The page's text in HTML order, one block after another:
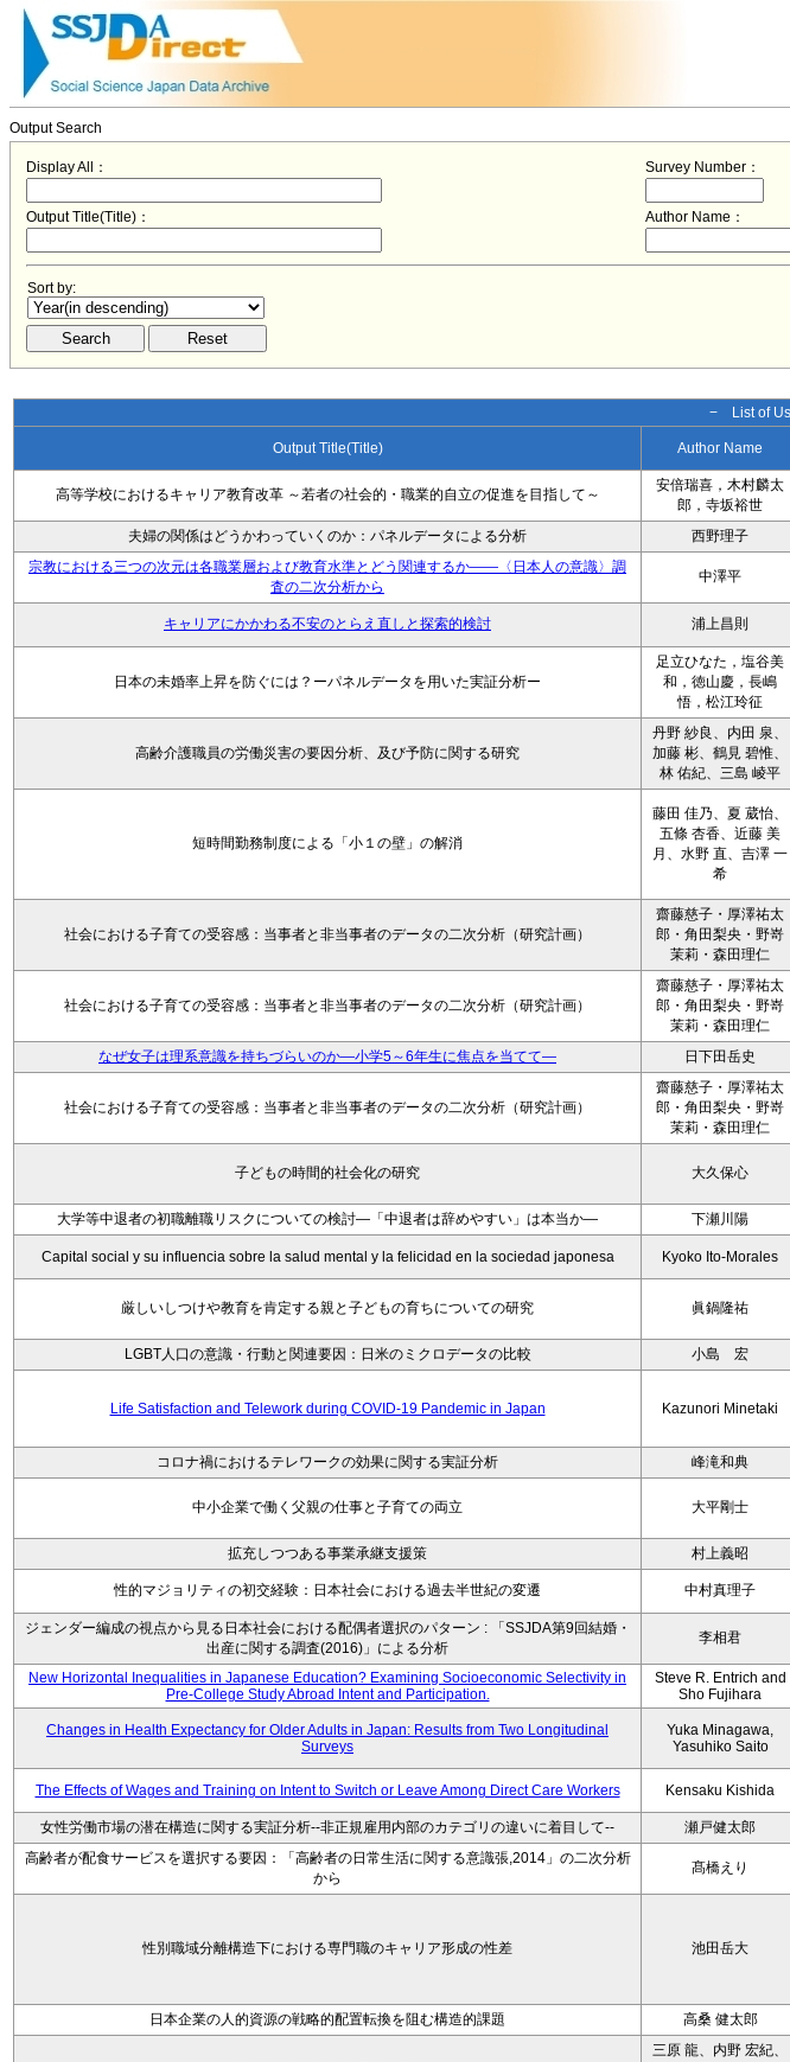
Output Search
Display All： Survey Number：
Output Title(Title)： Author Name：
Sort by:
− List of
Output Title(Title) Author Name
高等学校におけるキャリア教育改革 ～若者の社会的・職業的自立の促進を目指して～
安倍瑞喜，木村麟太
郎，寺坂裕世
夫婦の関係はどうかわっていくのか：パネルデータによる分析 西野理子
宗教における三つの次元は各職業層および教育水準とどう関連するか――〈日本人の意識〉調
査の二次分析から
中澤平
キャリアにかかわる不安のとらえ直しと探索的検討 浦上昌則
日本の未婚率上昇を防ぐには？ーパネルデータを用いた実証分析ー
足立ひなた，塩谷美
和，徳山慶，長嶋
悟，松江玲征
高齢介護職員の労働災害の要因分析、及び予防に関する研究
丹野 紗良、内田 泉、
加藤 彬、鶴見 碧惟、
林 佑紀、三島 崚平
短時間勤務制度による「小１の壁」の解消
藤田 佳乃、夏 葳怡、
五條 杏香、近藤 美
月、水野 直、吉澤 一
希
社会における子育ての受容感：当事者と非当事者のデータの二次分析（研究計画）
齋藤慈子・厚澤祐太
郎・角田梨央・野嵜
茉莉・森田理仁
社会における子育ての受容感：当事者と非当事者のデータの二次分析（研究計画）
齋藤慈子・厚澤祐太
郎・角田梨央・野嵜
茉莉・森田理仁
なぜ女子は理系意識を持ちづらいのか―小学5～6年生に焦点を当てて― 日下田岳史
社会における子育ての受容感：当事者と非当事者のデータの二次分析（研究計画）
齋藤慈子・厚澤祐太
郎・角田梨央・野嵜
茉莉・森田理仁
子どもの時間的社会化の研究 大久保心
大学等中退者の初職離職リスクについての検討―「中退者は辞めやすい」は本当か―
下瀬川陽
Capital social y su influencia sobre la salud mental y la felicidad en la sociedad japonesa Kyoko Ito-Morales
厳しいしつけや教育を肯定する親と子どもの育ちについての研究 眞鍋隆祐
LGBT人口の意識・行動と関連要因：日米のミクロデータの比較
小島 宏
Life Satisfaction and Telework during COVID-19 Pandemic in Japan Kazunori Minetaki
コロナ禍におけるテレワークの効果に関する実証分析
峰滝和典
中小企業で働く父親の仕事と子育ての両立 大平剛士
拡充しつつある事業承継支援策
村上義昭
性的マジョリティの初交経験：日本社会における過去半世紀の変遷 中村真理子
ジェンダー編成の視点から見る日本社会における配偶者選択のパターン : 「SSJDA第9回結婚・
出産に関する調査(2016)」による分析
李相君
New Horizontal Inequalities in Japanese Education? Examining Socioeconomic Selectivity in
Pre-College Study Abroad Intent and Participation.
Steve R. Entrich and
Sho Fujihara
Changes in Health Expectancy for Older Adults in Japan: Results from Two Longitudinal
Surveys
Yuka Minagawa,
Yasuhiko Saito
The Effects of Wages and Training on Intent to Switch or Leave Among Direct Care Workers Kensaku Kishida
女性労働市場の潜在構造に関する実証分析--非正規雇用内部のカテゴリの違いに着目して--
瀬戸健太郎
高齢者が配食サービスを選択する要因：「高齢者の日常生活に関する意識張,2014」の二次分析
から
髙橋えり
性別職域分離構造下における専門職のキャリア形成の性差 池田岳大
日本企業の人的資源の戦略的配置転換を阻む構造的課題
高桑 健太郎
三原 龍、内野 宏紀、